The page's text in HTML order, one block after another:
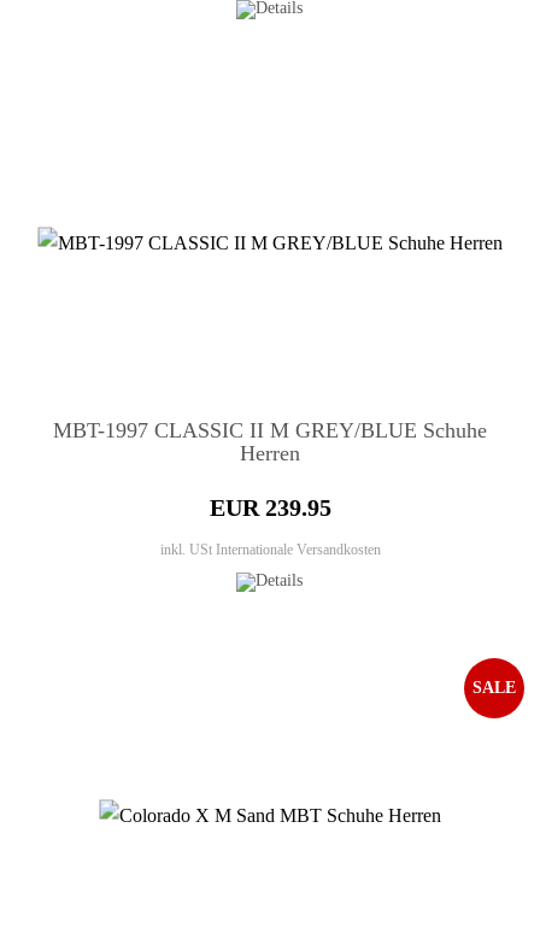
MBT-1997 CLASSIC II M GREY/BLUE Schuhe
Herren
EUR 239.95
inkl. USt Internationale Versandkosten
SALE